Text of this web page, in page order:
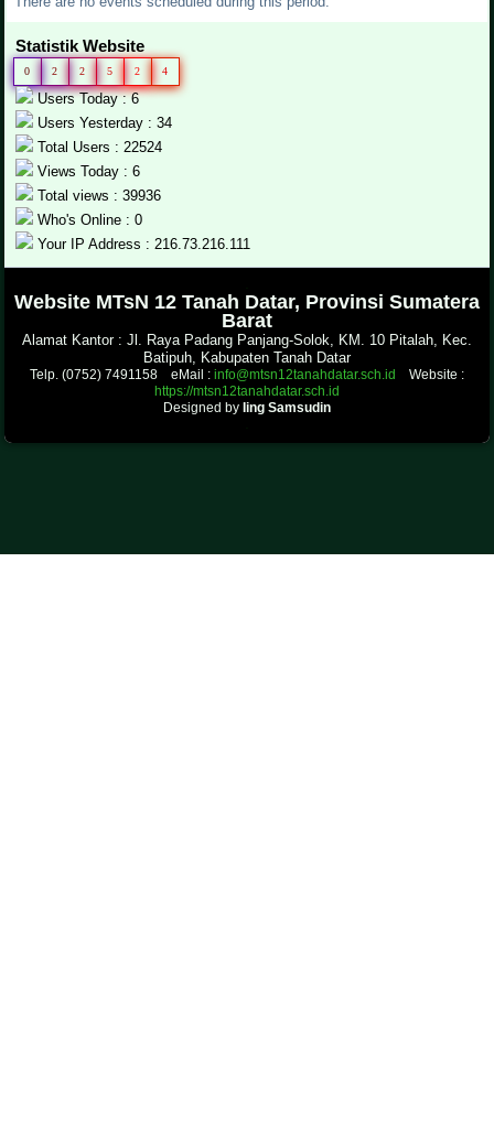
Statistik Website
0 2 2 5 2 4
Users Today : 6
Users Yesterday : 34
Total Users : 22524
Views Today : 6
Total views : 39936
Who's Online : 0
Your IP Address : 216.73.216.111
Website MTsN 12 Tanah Datar, Provinsi Sumatera
Barat
Alamat Kantor : Jl. Raya Padang Panjang-Solok, KM. 10 Pitalah, Kec.
Batipuh, Kabupaten Tanah Datar
Telp. (0752) 7491158 eMail : info@mtsn12tanahdatar.sch.id
Website :
https://mtsn12tanahdatar.sch.id
Designed by Iing Samsudin